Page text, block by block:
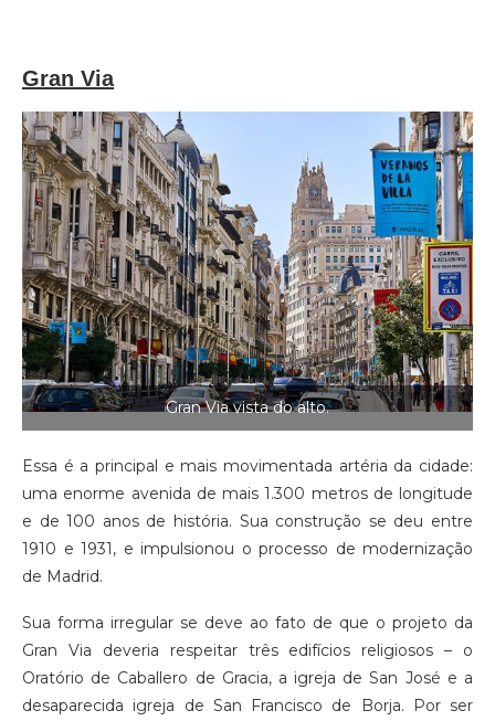
Gran Via
Gran Via vista do alto.
Essa é a principal e mais movimentada artéria da cidade:
uma enorme avenida de mais 1.300 metros de longitude
e de 100 anos de história. Sua construção se deu entre
1910 e 1931, e impulsionou o processo de modernização
de Madrid.
Sua forma irregular se deve ao fato de que o projeto da
Gran Via deveria respeitar três edifícios religiosos – o
Oratório de Caballero de Gracia, a igreja de San José e a
desaparecida igreja de San Francisco de Borja. Por ser